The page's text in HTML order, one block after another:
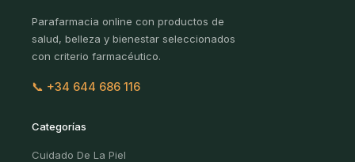
Parafarmacia online con productos de
salud, belleza y bienestar seleccionados
con criterio farmacéutico.
📞 +34 644 686 116
Categorías
Cuidado De La Piel